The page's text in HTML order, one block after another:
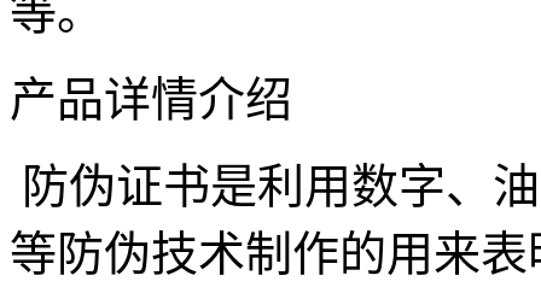
等。
产品详情介绍
防伪证书是利用数字、
等防伪技术制作的用来